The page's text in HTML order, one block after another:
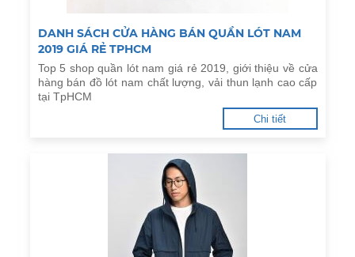
DANH SÁCH CỬA HÀNG BÁN QUẦN LÓT NAM
2019 GIÁ RẺ TPHCM
Top 5 shop quần lót nam giá rẻ 2019, giới thiệu về cửa
hàng bán đồ lót nam chất lượng, vải thun lạnh cao cấp
tại TpHCM
Chi tiết